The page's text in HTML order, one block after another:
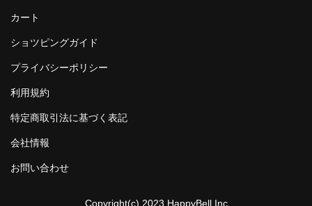
カート
ショツピングガイド
プライバシーポリシー
利用規約
特定商取引法に基づく表記
会社情報
お問い合わせ
Copyright(c) 2023 HappyBell.Inc